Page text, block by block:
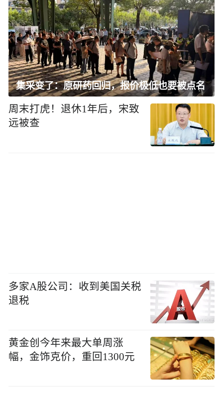
集采变了：原研药回归，报价极低也要被点名
周末打虎！退休1年后，宋致
远被查
多家A股公司：收到美国关税
退税
黄金创今年来最大单周涨
幅，金饰克价，重回1300元